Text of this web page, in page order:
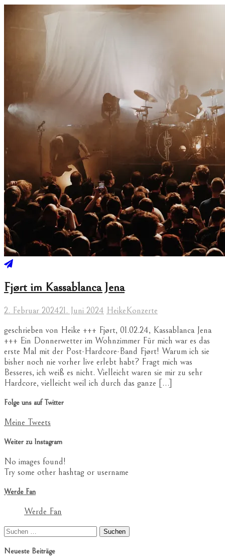
Fjørt im Kassablanca Jena
2. Februar 202421. Juni 2024 HeikeKonzerte
geschrieben von Heike +++ Fjørt, 01.02.24, Kassablanca Jena
+++ Ein Donnerwetter im Wohnzimmer Für mich war es das
erste Mal mit der Post-Hardcore-Band Fjørt! Warum ich sie
bisher noch nie vorher live erlebt habt? Fragt mich was
Besseres, ich weiß es nicht. Vielleicht waren sie mir zu sehr
Hardcore, vielleicht weil ich durch das ganze […]
Folge uns auf Twitter
Meine Tweets
Weiter zu Instagram
No images found!
Try some other hashtag or username
Werde Fan
Werde Fan
Suchen
Neueste Beiträge